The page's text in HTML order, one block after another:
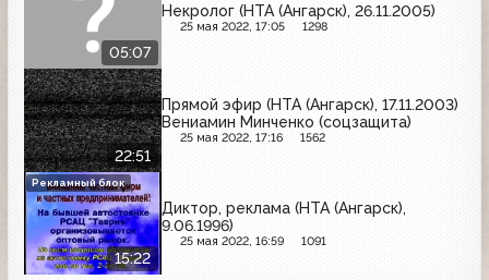
05:07
Некролог (НТА (Ангарск), 26.11.2005)
25 мая 2022, 17:05 1298
22:51
Прямой эфир (НТА (Ангарск), 17.11.2003)
Вениамин Минченко (соцзащита)
25 мая 2022, 17:16 1562
15:22
Диктор, реклама (НТА (Ангарск),
9.06.1996)
25 мая 2022, 16:59 1091
Рекламный блок